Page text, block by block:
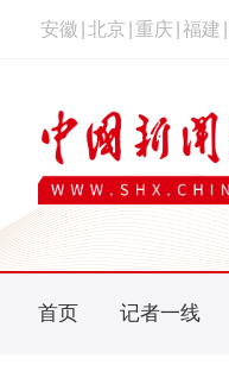
安徽 北京 重庆 福建
首页 记者一线